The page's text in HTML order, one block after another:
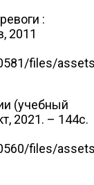
:
2011
files/
(учебный
2021. – 144с.
files/